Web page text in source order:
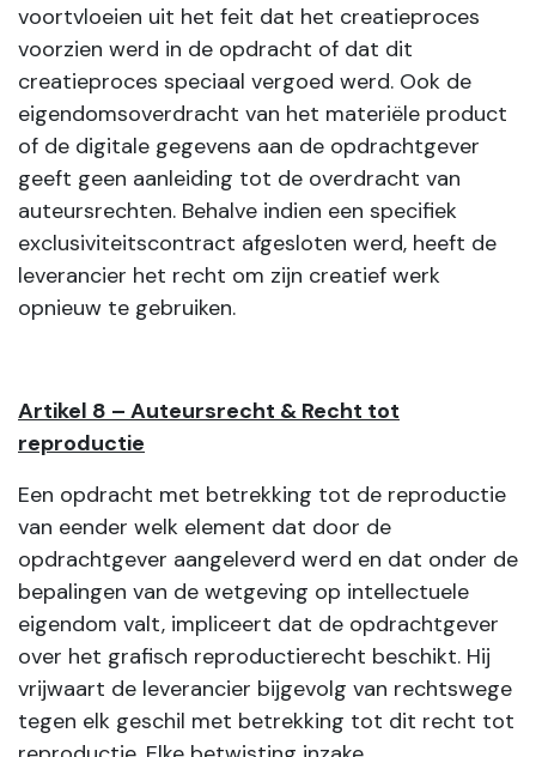
voortvloeien uit het feit dat het creatieproces
voorzien werd in de opdracht of dat dit
creatieproces speciaal vergoed werd. Ook de
eigendomsoverdracht van het materiële product
of de digitale gegevens aan de opdrachtgever
geeft geen aanleiding tot de overdracht van
auteursrechten. Behalve indien een specifiek
exclusiviteitscontract afgesloten werd, heeft de
leverancier het recht om zijn creatief werk
opnieuw te gebruiken.
Artikel 8 – Auteursrecht & Recht tot
reproductie
Een opdracht met betrekking tot de reproductie
van eender welk element dat door de
opdrachtgever aangeleverd werd en dat onder de
bepalingen van de wetgeving op intellectuele
eigendom valt, impliceert dat de opdrachtgever
over het grafisch reproductierecht beschikt. Hij
vrijwaart de leverancier bijgevolg van rechtswege
tegen elk geschil met betrekking tot dit recht tot